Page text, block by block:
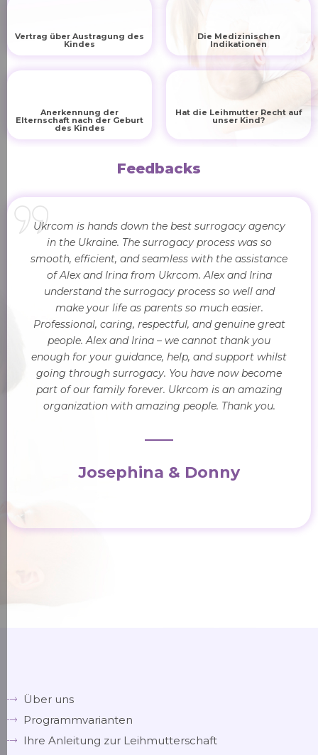
Vertrag über Austragung des
Kindes
Die Medizinischen
Indikationen
Anerkennung der
Elternschaft nach der Geburt
des Kindes
Hat die Leihmutter Recht auf
unser Kind?
Feedbacks
Ukrcom is hands down the best surrogacy agency
in the Ukraine. The surrogacy process was so
smooth, efficient, and seamless with the assistance
of Alex and Irina from Ukrcom. Alex and Irina
understand the surrogacy process so well and
make your life as parents so much easier.
Professional, caring, respectful, and genuine great
people. Alex and Irina – we cannot thank you
enough for your guidance, help, and support whilst
going through surrogacy. You have now become
part of our family forever. Ukrcom is an amazing
organization with amazing people. Thank you.
Josephina & Donny
Über uns
Programmvarianten
Ihre Anleitung zur Leihmutterschaft